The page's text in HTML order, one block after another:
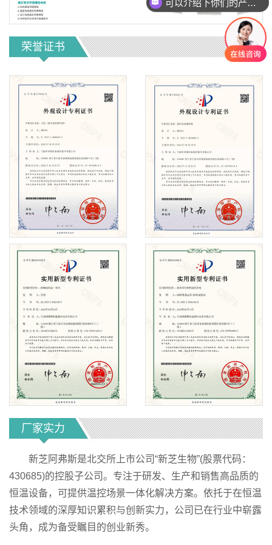
荣誉证书
厂家实力
新芝阿弗斯是北交所上市公司“新芝生物”(股票代码：
430685)的控股子公司。专注于研发、生产和销售高品质的
恒温设备，可提供温控场景一体化解决方案。依托于在恒温
技术领域的深厚知识累积与创新实力，公司已在行业中崭露
头角，成为备受瞩目的创业新秀。
你们是怎么收费的呢